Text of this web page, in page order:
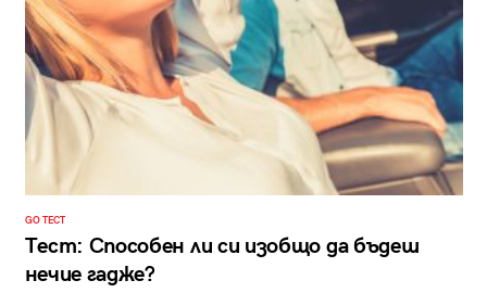
GO ТЕСТ
Тест: Способен ли си изобщо да бъдеш
нечие гадже?